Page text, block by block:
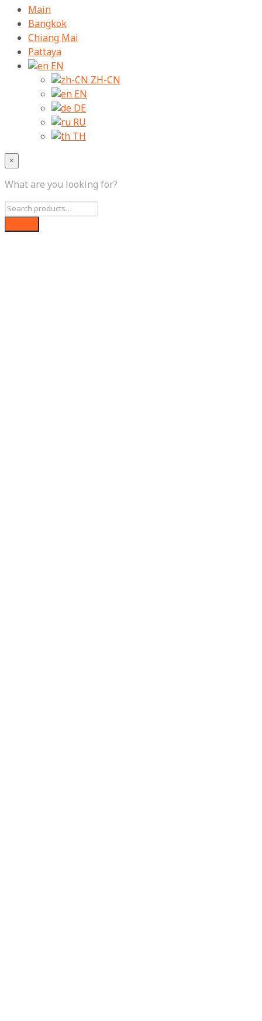
Main
Bangkok
Chiang Mai
Pattaya
EN
ZH-CN
EN
DE
RU
TH
×
What are you looking for?